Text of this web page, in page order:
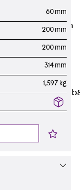
Unternehmen
& Philosophie
& Qualität
Geschichte
&
60 mm
200 mm
200 mm
314 mm
1,597 kg